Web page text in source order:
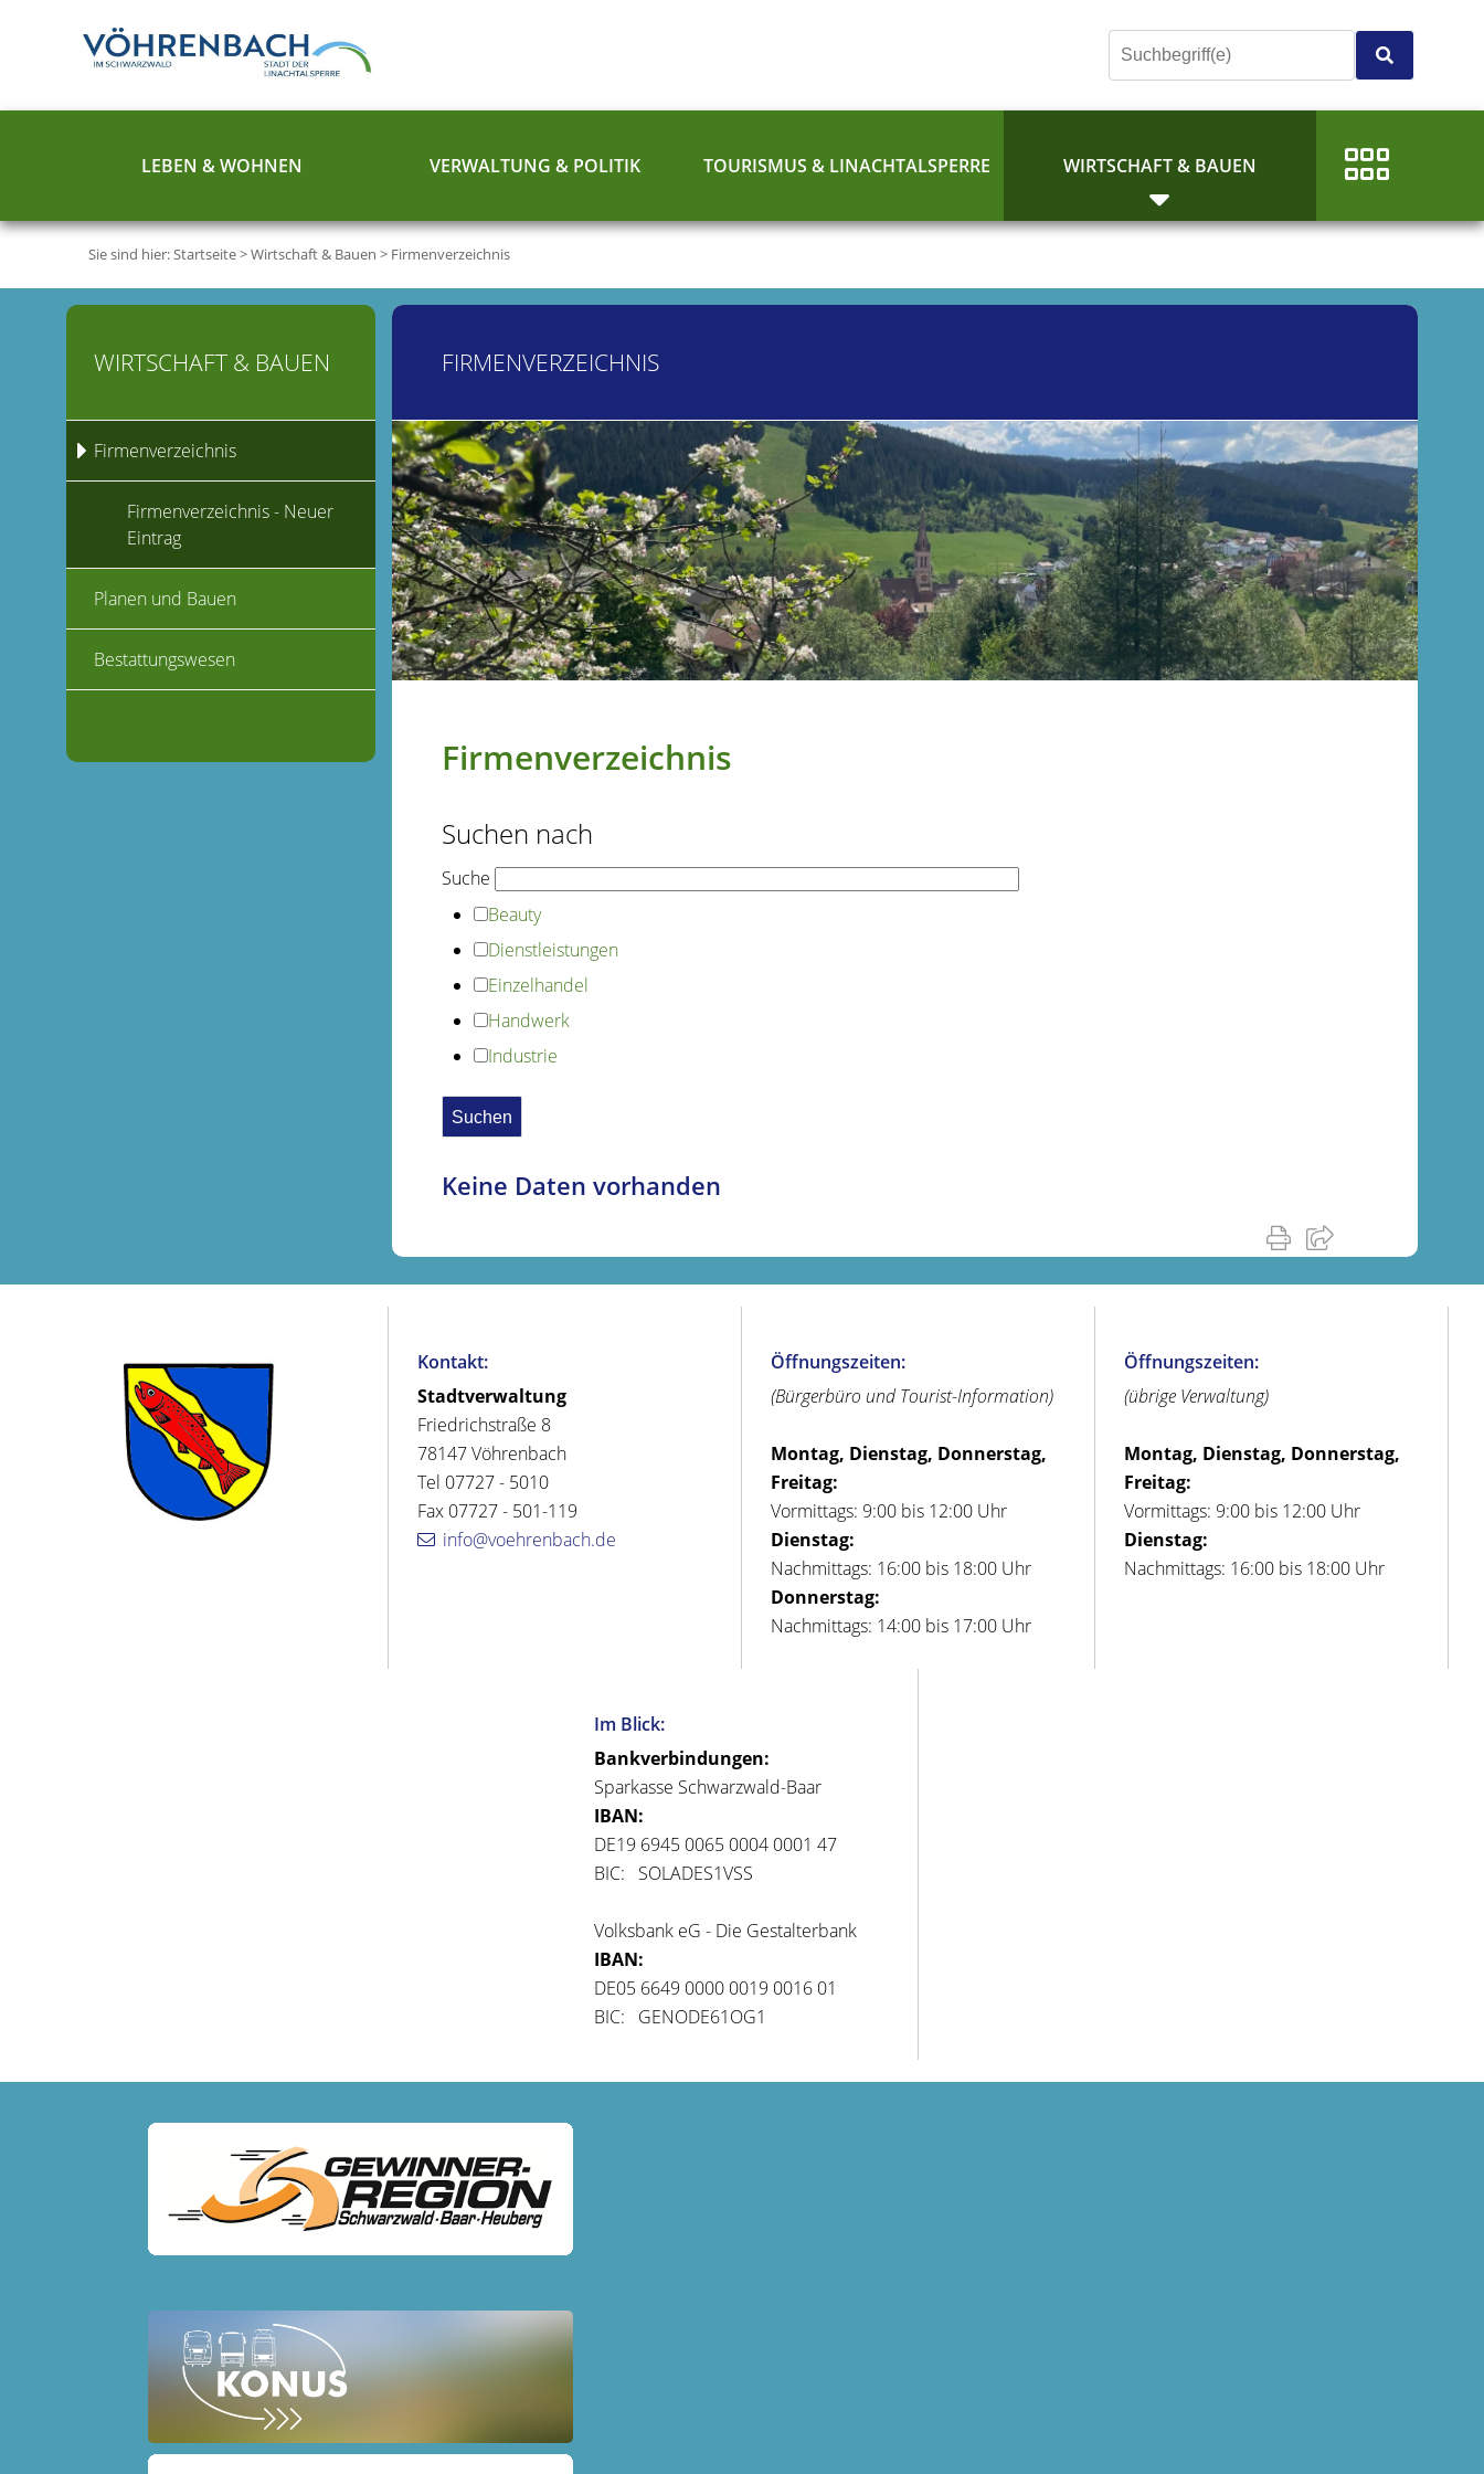
LEBEN & WOHNEN VERWALTUNG & POLITIK TOURISMUS & LINACHTALSPERRE WIRTSCHAFT & BAUEN
Sie sind hier:Startseite>Wirtschaft & Bauen > Firmenverzeichnis
FIRMENVERZEICHNIS
Firmenverzeichnis
Suchen nach
Suche
Beauty
Dienstleistungen
Einzelhandel
Handwerk
Industrie
Keine Daten vorhanden
WIRTSCHAFT & BAUEN
Firmenverzeichnis
Firmenverzeichnis - Neuer
Eintrag
Planen und Bauen
Bestattungswesen
Kontakt:
Stadtverwaltung
Friedrichstraße 8
78147 Vöhrenbach
Tel 07727 - 5010
Fax 07727 - 501-119
info@voehrenbach.de
Öffnungszeiten:
(Bürgerbüro und Tourist-Information)
Montag, Dienstag, Donnerstag,
Freitag:
Vormittags: 9:00 bis 12:00 Uhr
Dienstag:
Nachmittags: 16:00 bis 18:00 Uhr
Donnerstag:
Nachmittags: 14:00 bis 17:00 Uhr
Öffnungszeiten:
(übrige Verwaltung)
Montag, Dienstag, Donnerstag,
Freitag:
Vormittags: 9:00 bis 12:00 Uhr
Dienstag:
Nachmittags: 16:00 bis 18:00 Uhr
Im Blick:
Bankverbindungen:
Sparkasse Schwarzwald-Baar
IBAN:
DE19 6945 0065 0004 0001 47
BIC: SOLADES1VSS
Volksbank eG - Die Gestalterbank
IBAN:
DE05 6649 0000 0019 0016 01
BIC: GENODE61OG1